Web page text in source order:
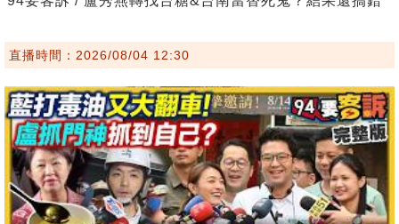
直播時間：2026/08/04 12:30